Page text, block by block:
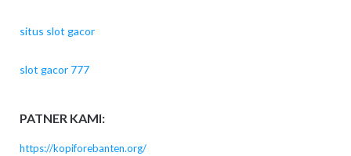
situs slot gacor
slot gacor 777
PATNER KAMI:
https://kopiforebanten.org/